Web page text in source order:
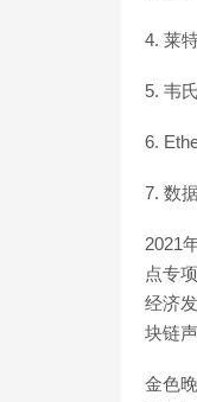
4. 莱
5. 韦
6.
7. 数
2021
点专
经济
块链
金色